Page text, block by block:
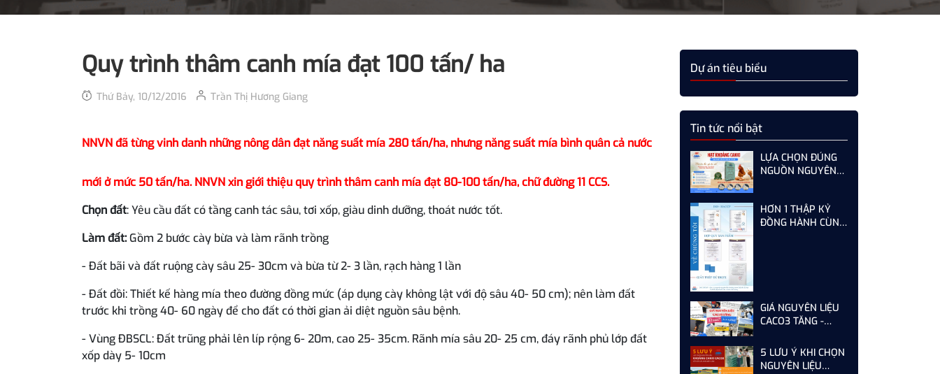
Quy trình thâm canh mía đạt 100 tấn/ ha
Thứ Bảy, 10/12/2016 Trần Thị Hương Giang
NNVN đã từng vinh danh những nông dân đạt năng suất mía 280 tấn/ha, nhưng năng suất mía bình quân cả nước
mới ở mức 50 tấn/ha. NNVN xin giới thiệu quy trình thâm canh mía đạt 80-100 tấn/ha, chữ đường 11 CCS.
Chọn đất: Yêu cầu đất có tầng canh tác sâu, tơi xốp, giàu dinh dưỡng, thoát nước tốt.
Làm đất:Gồm 2 bước cày bừa và làm rãnh trồng
- Đất bãi và đất ruộng cày sâu 25- 30cm và bừa từ 2- 3 lần, rạch hàng 1 lần
- Đất đồi: Thiết kế hàng mía theo đường đồng mức (áp dụng cày không lật với độ sâu 40- 50 cm); nên làm đất
trước khi trồng 40- 60 ngày để cho đất có thời gian ải diệt nguồn sâu bệnh.
- Vùng ĐBSCL: Đất trũng phải lên líp rộng 6- 20m, cao 25- 35cm. Rãnh mía sâu 20- 25 cm, đáy rãnh phủ lớp đất
xốp dày 5- 10cm
Dự án tiêu biểu
Tin tức nổi bật
LỰA CHỌN ĐÚNG
NGUỒN NGUYÊN
TỐI ƯU CHO GÀ,
VỊT ĐẺ NĂNG SUẤT
HƠN 1 THẬP KỶ
ĐỒNG HÀNH CÙNG
GIÁ NGUYÊN LIỆU
CACO3 TĂNG -
CẦN LÀM GÌ ĐỂ TỐI
ƯU CHI PHÍ
5 LƯU Ý KHI CHỌN
NGUYÊN LIỆU